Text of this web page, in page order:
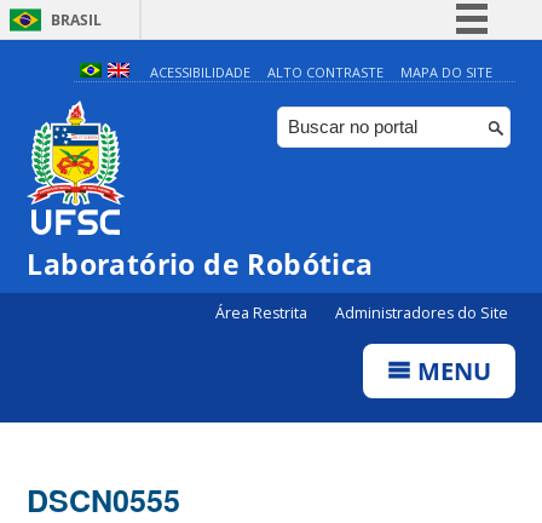
BRASIL
Simplifique!
Comunica BR
Participe
Canais
ACESSIBILIDADE ALTO CONTRASTE MAPA DO SITE
Laboratório de Robótica
Área Restrita Administradores do Site
MENU
DSCN0555